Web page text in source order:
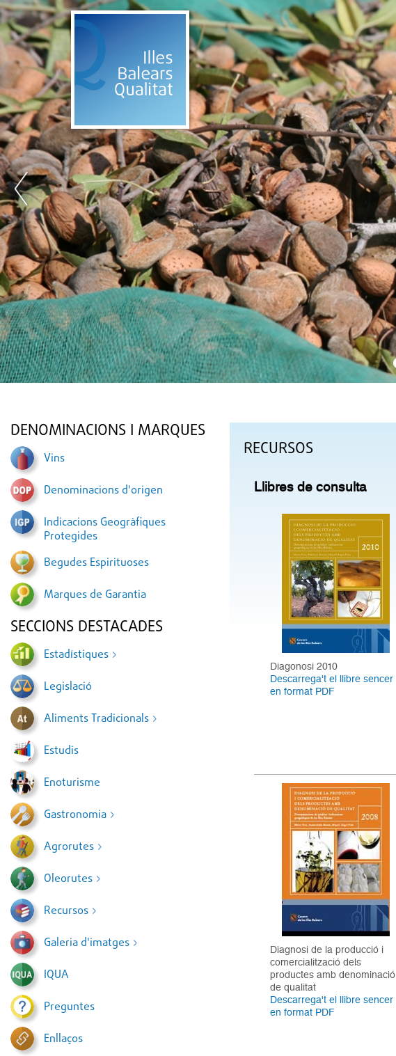
DENOMINACIONS I MARQUES
Vins
Denominacions d'origen
Indicacions Geogràfiques
Protegides
Begudes Espirituoses
Marques de Garantia
SECCIONS DESTACADES
Estadístiques
Legislació
Aliments Tradicionals
Estudis
Enoturisme
Gastronomia
Agrorutes
Oleorutes
Recursos
Galeria d'imatges
IQUA
Preguntes
Enllaços
RECURSOS
Llibres de consulta
Diagonosi 2010
Descarrega't el llibre sencer
en format PDF
Diagnosi de la producció i
comercialització dels
productes amb denominació
de qualitat
Descarrega't el llibre sencer
en format PDF